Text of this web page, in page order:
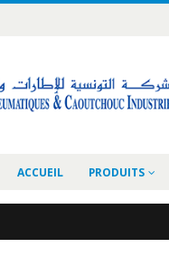
ACCUEIL PRODUITS